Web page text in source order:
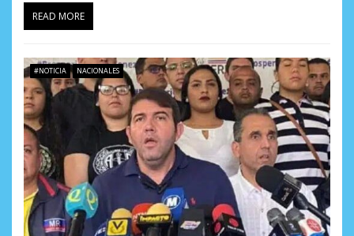
READ MORE
#NOTICIA NACIONALES